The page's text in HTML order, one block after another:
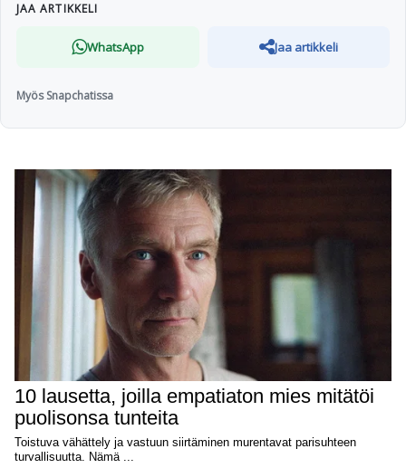
JAA ARTIKKELI
WhatsApp Jaa artikkeli
Myös Snapchatissa